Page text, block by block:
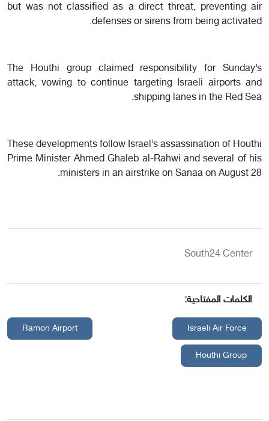
but was not classified as a direct threat, preventing air
defenses or sirens from being activated.
The Houthi group claimed responsibility for Sunday’s
attack, vowing to continue targeting Israeli airports and
shipping lanes in the Red Sea.
These developments follow Israel’s assassination of Houthi
Prime Minister Ahmed Ghaleb al-Rahwi and several of his
ministers in an airstrike on Sanaa on August 28.
South24 Center
الكلمات المفتاحية:
Israeli Air Force
Ramon Airport
Houthi Group